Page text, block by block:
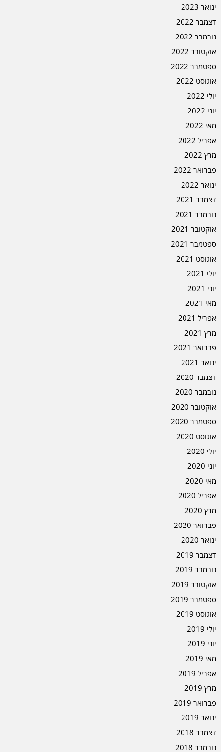
ינואר 2023
דצמבר 2022
נובמבר 2022
אוקטובר 2022
ספטמבר 2022
אוגוסט 2022
יולי 2022
יוני 2022
מאי 2022
אפריל 2022
מרץ 2022
פברואר 2022
ינואר 2022
דצמבר 2021
נובמבר 2021
אוקטובר 2021
ספטמבר 2021
אוגוסט 2021
יולי 2021
יוני 2021
מאי 2021
אפריל 2021
מרץ 2021
פברואר 2021
ינואר 2021
דצמבר 2020
נובמבר 2020
אוקטובר 2020
ספטמבר 2020
אוגוסט 2020
יולי 2020
יוני 2020
מאי 2020
אפריל 2020
מרץ 2020
פברואר 2020
ינואר 2020
דצמבר 2019
נובמבר 2019
אוקטובר 2019
ספטמבר 2019
אוגוסט 2019
יולי 2019
יוני 2019
מאי 2019
אפריל 2019
מרץ 2019
פברואר 2019
ינואר 2019
דצמבר 2018
נובמבר 2018